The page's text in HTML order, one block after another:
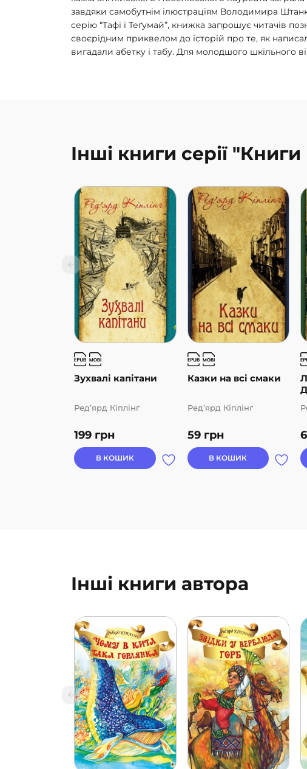
завдяки самобутнім ілюстраціям Володимира
серію “Тафі і Теґумай”, книжка запрошує читачів
своєрідним приквелом до історій про те, як
вигадали абетку і табу. Для молодшого шкільного
Інші книги серії
Зухвалі капітани
199 грн
Ред’ярд Кіплінґ
В КОШИК
Казки на всі смаки
59 грн
Ред’ярд Кіплінґ
В КОШИК
Інші книги автора